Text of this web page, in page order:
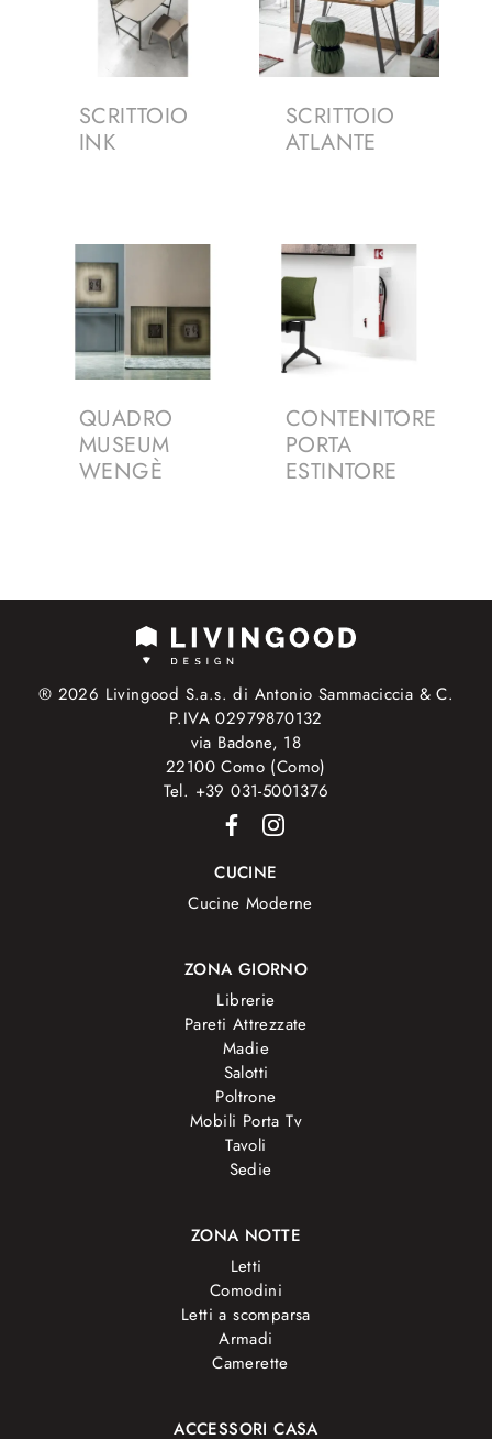
SCRITTOIO
INK
SCRITTOIO
ATLANTE
QUADRO
MUSEUM
WENGÈ
CONTENITORE
PORTA
ESTINTORE
® 2026 Livingood S.a.s. di Antonio Sammaciccia & C.
P.IVA 02979870132
via Badone, 18
22100 Como (Como)
Tel. +39 031-5001376
CUCINE
Cucine Moderne
ZONA GIORNO
Librerie
Pareti Attrezzate
Madie
Salotti
Poltrone
Mobili Porta Tv
Tavoli
Sedie
ZONA NOTTE
Letti
Comodini
Letti a scomparsa
Armadi
Camerette
ACCESSORI CASA